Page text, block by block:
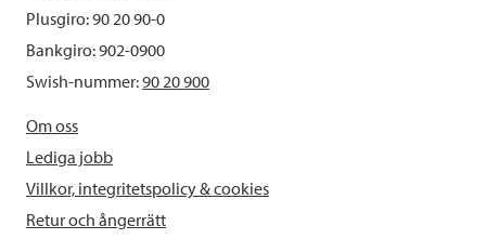
Plusgiro: 90 20 90-0
Bankgiro: 902-0900
Swish-nummer:90 20 900
Om oss
Lediga jobb
Villkor, integritetspolicy & cookies
Retur och ångerrätt